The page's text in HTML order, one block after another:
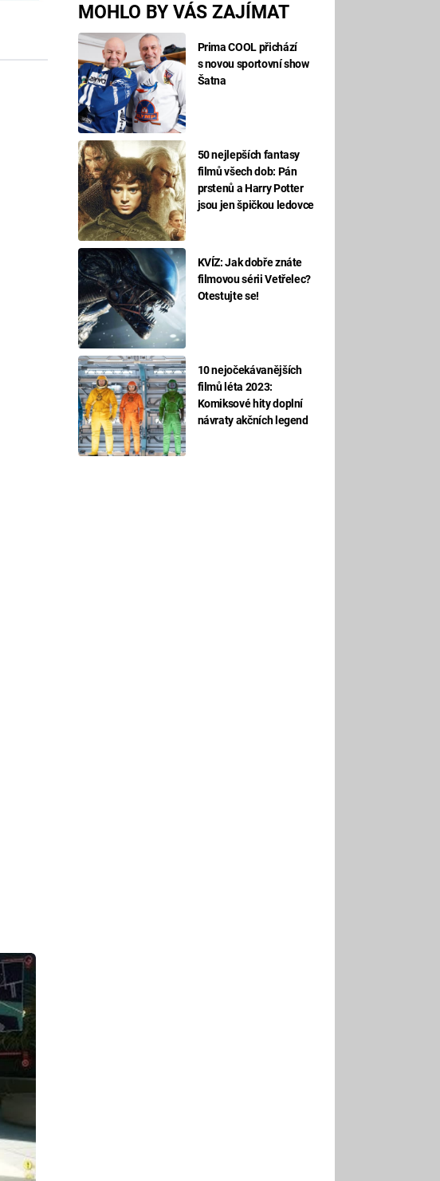
MOHLO BY VÁS ZAJÍMAT
Prima COOL přichází
s novou sportovní show
Šatna
50 nejlepších fantasy
filmů všech dob: Pán
prstenů a Harry Potter
jsou jen špičkou ledovce
KVÍZ: Jak dobře znáte
filmovou sérii Vetřelec?
Otestujte se!
10 nejočekávanějších
filmů léta 2023:
Komiksové hity doplní
návraty akčních legend